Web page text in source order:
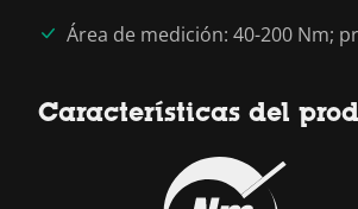
Área de medición: 40-200 Nm;
Características del